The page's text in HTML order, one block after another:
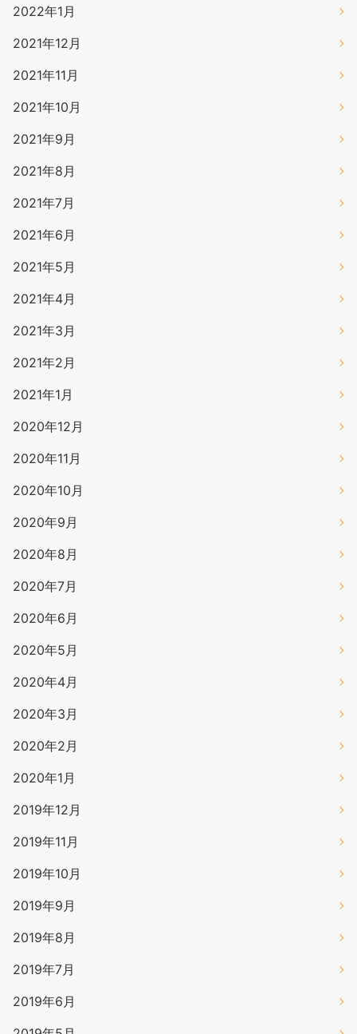
2022年1月
2021年12月
2021年11月
2021年10月
2021年9月
2021年8月
2021年7月
2021年6月
2021年5月
2021年4月
2021年3月
2021年2月
2021年1月
2020年12月
2020年11月
2020年10月
2020年9月
2020年8月
2020年7月
2020年6月
2020年5月
2020年4月
2020年3月
2020年2月
2020年1月
2019年12月
2019年11月
2019年10月
2019年9月
2019年8月
2019年7月
2019年6月